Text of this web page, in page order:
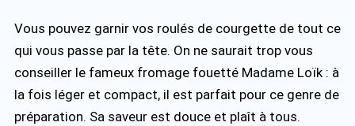
Vous pouvez garnir vos roulés de courgette de tout ce
qui vous passe par la tête. On ne saurait trop vous
conseiller le fameux fromage fouetté Madame Loïk : à
la fois léger et compact, il est parfait pour ce genre de
préparation. Sa saveur est douce et plaît à tous.